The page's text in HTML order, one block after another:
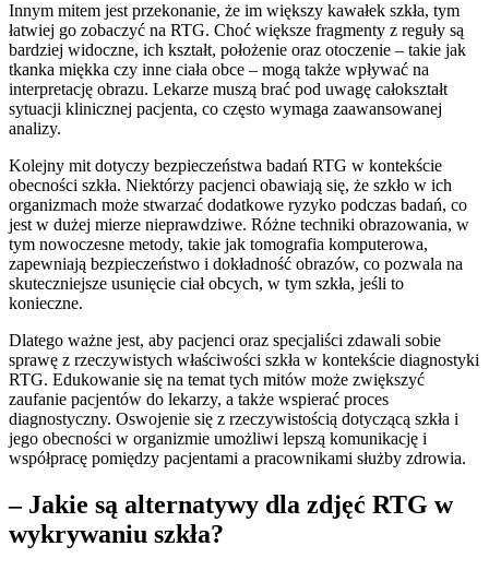
Innym mitem jest przekonanie, że im większy kawałek szkła, tym
łatwiej go zobaczyć na RTG. Choć większe fragmenty z reguły są
bardziej widoczne, ich kształt, położenie oraz otoczenie – takie jak
tkanka miękka czy inne ciała obce – mogą także wpływać na
interpretację obrazu. Lekarze muszą brać pod uwagę całokształt
sytuacji klinicznej pacjenta, co często wymaga zaawansowanej
analizy.
Kolejny mit dotyczy bezpieczeństwa badań RTG w kontekście
obecności szkła. Niektórzy pacjenci obawiają się, że szkło w ich
organizmach może stwarzać dodatkowe ryzyko podczas badań, co
jest w dużej mierze nieprawdziwe. Różne techniki obrazowania, w
tym nowoczesne metody, takie jak tomografia komputerowa,
zapewniają bezpieczeństwo i dokładność obrazów, co pozwala na
skuteczniejsze usunięcie ciał obcych, w tym szkła, jeśli to
konieczne.
Dlatego ważne jest, aby pacjenci oraz specjaliści zdawali sobie
sprawę z rzeczywistych właściwości szkła w kontekście diagnostyki
RTG. Edukowanie się na temat tych mitów może zwiększyć
zaufanie pacjentów do lekarzy, a także wspierać proces
diagnostyczny. Oswojenie się z rzeczywistością dotyczącą szkła i
jego obecności w organizmie umożliwi lepszą komunikację i
współpracę pomiędzy pacjentami a pracownikami służby zdrowia.
– Jakie są alternatywy dla zdjęć RTG w
wykrywaniu szkła?